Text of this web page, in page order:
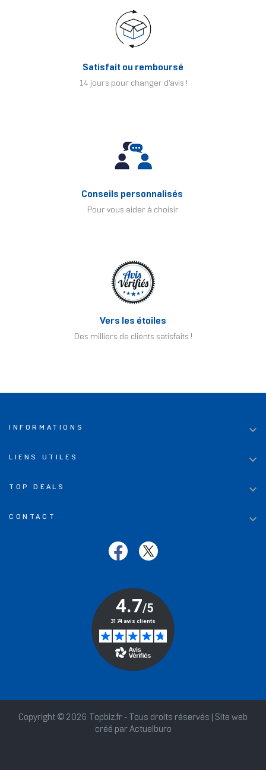
Satisfait ou remboursé
14 jours pour changer d'avis !
Conseils personnalisés
Pour vous aider à choisir
Vers les étoiles
Des milliers de clients satisfaits !
INFORMATIONS 
LIENS UTILES 
TOP DEALS 
CONTACT 
Copyright © 2026 Topbiz.fr - Tous droits réservés | Site web
créé par Actuelburo